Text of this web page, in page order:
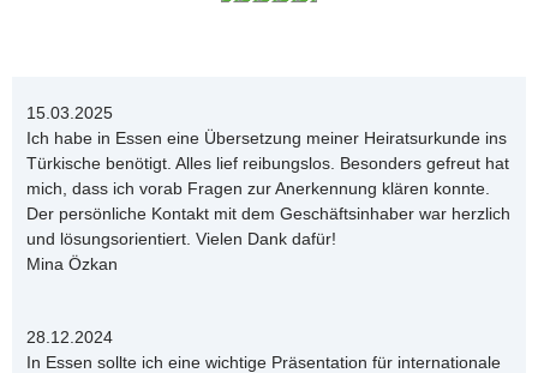
15.03.2025
Ich habe in Essen eine Übersetzung meiner Heiratsurkunde ins
Türkische benötigt. Alles lief reibungslos. Besonders gefreut hat
mich, dass ich vorab Fragen zur Anerkennung klären konnte.
Der persönliche Kontakt mit dem Geschäftsinhaber war herzlich
und lösungsorientiert. Vielen Dank dafür!
Mina Özkan
28.12.2024
In Essen sollte ich eine wichtige Präsentation für internationale